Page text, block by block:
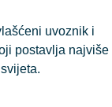
uvoznik i
postavlja najviše